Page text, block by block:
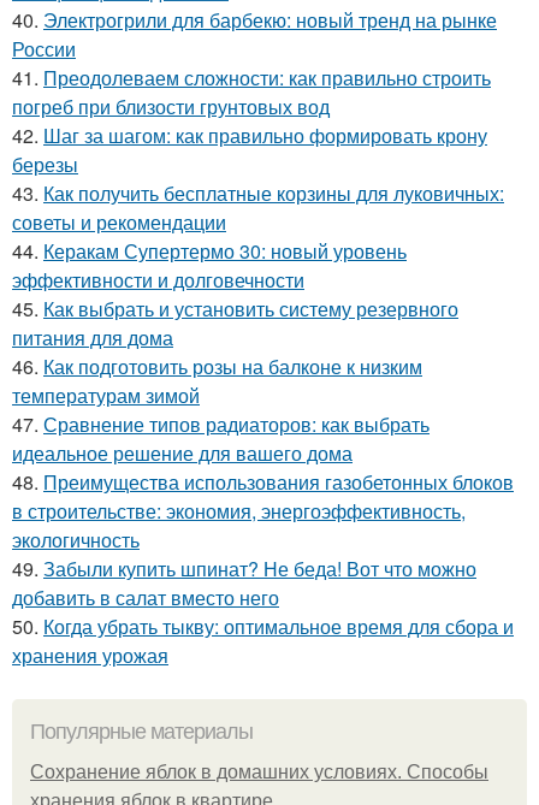
40. Электрогрили для барбекю: новый тренд на рынке
России
41. Преодолеваем сложности: как правильно строить
погреб при близости грунтовых вод
42. Шаг за шагом: как правильно формировать крону
березы
43. Как получить бесплатные корзины для луковичных:
советы и рекомендации
44. Керакам Супертермо 30: новый уровень
эффективности и долговечности
45. Как выбрать и установить систему резервного
питания для дома
46. Как подготовить розы на балконе к низким
температурам зимой
47. Сравнение типов радиаторов: как выбрать
идеальное решение для вашего дома
48. Преимущества использования газобетонных блоков
в строительстве: экономия, энергоэффективность,
экологичность
49. Забыли купить шпинат? Не беда! Вот что можно
добавить в салат вместо него
50. Когда убрать тыкву: оптимальное время для сбора и
хранения урожая
Популярные материалы
Сохранение яблок в домашних условиях. Способы
хранения яблок в квартире